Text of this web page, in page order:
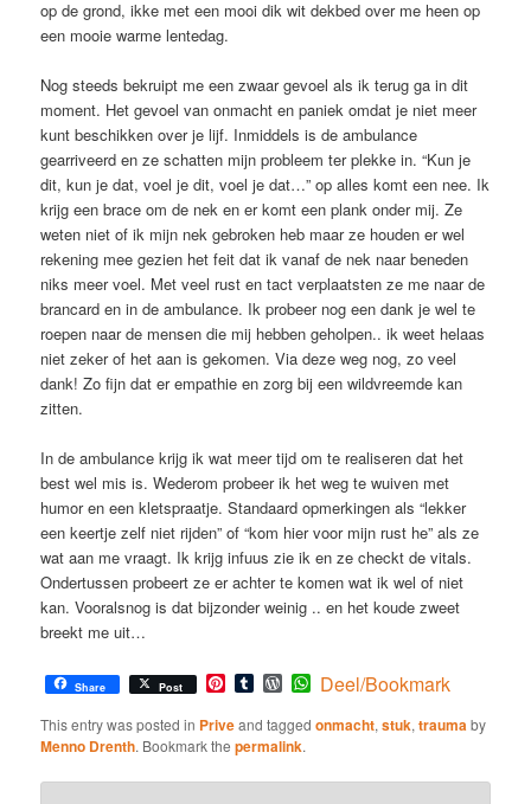
op de grond, ikke met een mooi dik wit dekbed over me heen op
een mooie warme lentedag.
Nog steeds bekruipt me een zwaar gevoel als ik terug ga in dit
moment. Het gevoel van onmacht en paniek omdat je niet meer
kunt beschikken over je lijf. Inmiddels is de ambulance
gearriveerd en ze schatten mijn probleem ter plekke in. “Kun je
dit, kun je dat, voel je dit, voel je dat…” op alles komt een nee. Ik
krijg een brace om de nek en er komt een plank onder mij. Ze
weten niet of ik mijn nek gebroken heb maar ze houden er wel
rekening mee gezien het feit dat ik vanaf de nek naar beneden
niks meer voel. Met veel rust en tact verplaatsten ze me naar de
brancard en in de ambulance. Ik probeer nog een dank je wel te
roepen naar de mensen die mij hebben geholpen.. ik weet helaas
niet zeker of het aan is gekomen. Via deze weg nog, zo veel
dank! Zo fijn dat er empathie en zorg bij een wildvreemde kan
zitten.
In de ambulance krijg ik wat meer tijd om te realiseren dat het
best wel mis is. Wederom probeer ik het weg te wuiven met
humor en een kletspraatje. Standaard opmerkingen als “lekker
een keertje zelf niet rijden” of “kom hier voor mijn rust he” als ze
wat aan me vraagt. Ik krijg infuus zie ik en ze checkt de vitals.
Ondertussen probeert ze er achter te komen wat ik wel of niet
kan. Vooralsnog is dat bijzonder weinig .. en het koude zweet
breekt me uit…
Share Post Pinterest
TumblrWordPress
WhatsApp
Deel/Bookmark
This entry was posted in Priveand taggedonmacht,stuk,traumaby
Menno Drenth. Bookmark thepermalink.